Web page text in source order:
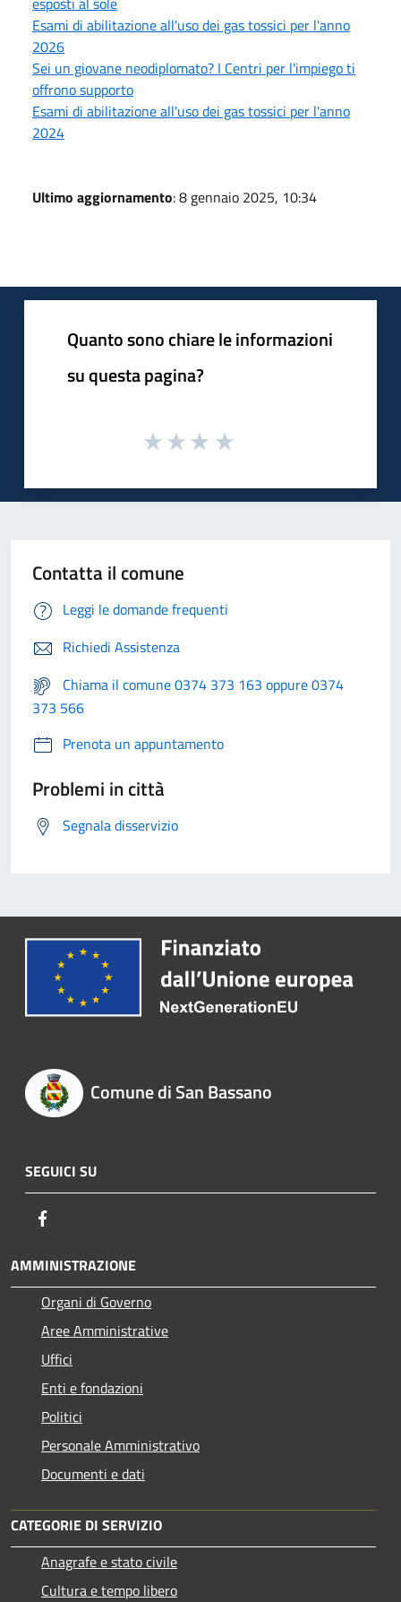
Esami di abilitazione all'uso dei gas tossici per l'anno
2026
Sei un giovane neodiplomato? I Centri per l'impiego ti
offrono supporto
Esami di abilitazione all'uso dei gas tossici per l'anno
2024
Ultimo aggiornamento: 8 gennaio 2025, 10:34
Quanto sono chiare le informazioni
su questa pagina?
Contatta il comune
Leggi le domande frequenti
Richiedi Assistenza
Chiama il comune 0374 373 163 oppure 0374
373 566
Prenota un appuntamento
Problemi in città
Segnala disservizio
Comune di San Bassano
SEGUICI SU
AMMINISTRAZIONE
Organi di Governo
Aree Amministrative
Uffici
Enti e fondazioni
Politici
Personale Amministrativo
Documenti e dati
CATEGORIE DI SERVIZIO
Anagrafe e stato civile
Cultura e tempo libero